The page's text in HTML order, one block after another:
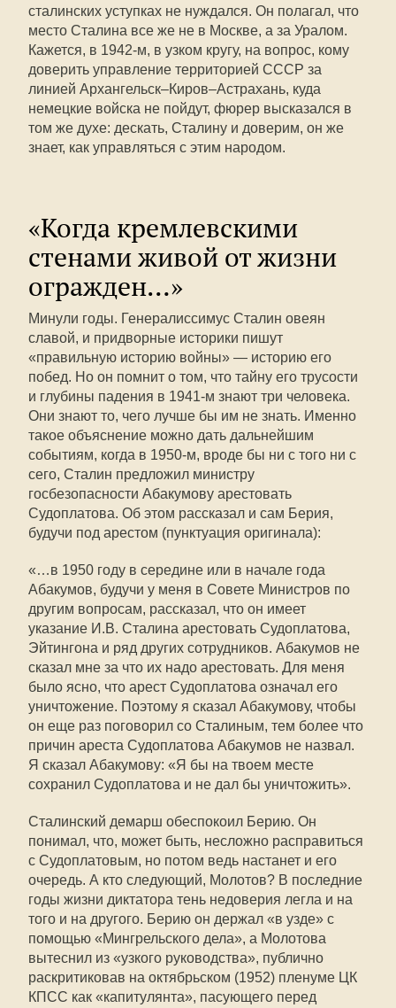
сталинских уступках не нуждался. Он полагал, что
место Сталина все же не в Москве, а за Уралом.
Кажется, в 1942-м, в узком кругу, на вопрос, кому
доверить управление территорией СССР за
линией Архангельск–Киров–Астрахань, куда
немецкие войска не пойдут, фюрер высказался в
том же духе: дескать, Сталину и доверим, он же
знает, как управляться с этим народом.
«Когда кремлевскими
стенами живой от жизни
огражден…»
Минули годы. Генералиссимус Сталин овеян
славой, и придворные историки пишут
«правильную историю войны» — историю его
побед. Но он помнит о том, что тайну его трусости
и глубины падения в 1941-м знают три человека.
Они знают то, чего лучше бы им не знать. Именно
такое объяснение можно дать дальнейшим
событиям, когда в 1950-м, вроде бы ни с того ни с
сего, Сталин предложил министру
госбезопасности Абакумову арестовать
Судоплатова. Об этом рассказал и сам Берия,
будучи под арестом (пунктуация оригинала):
«…в 1950 году в середине или в начале года
Абакумов, будучи у меня в Совете Министров по
другим вопросам, рассказал, что он имеет
указание И.В. Сталина арестовать Судоплатова,
Эйтингона и ряд других сотрудников. Абакумов не
сказал мне за что их надо арестовать. Для меня
было ясно, что арест Судоплатова означал его
уничтожение. Поэтому я сказал Абакумову, чтобы
он еще раз поговорил со Сталиным, тем более что
причин ареста Судоплатова Абакумов не назвал.
Я сказал Абакумову: «Я бы на твоем месте
сохранил Судоплатова и не дал бы уничтожить».
Сталинский демарш обеспокоил Берию. Он
понимал, что, может быть, несложно расправиться
с Судоплатовым, но потом ведь настанет и его
очередь. А кто следующий, Молотов? В последние
годы жизни диктатора тень недоверия легла и на
того и на другого. Берию он держал «в узде» с
помощью «Мингрельского дела», а Молотова
вытеснил из «узкого руководства», публично
раскритиковав на октябрьском (1952) пленуме ЦК
КПСС как «капитулянта», пасующего перед